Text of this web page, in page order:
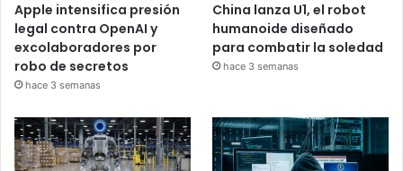
Apple intensifica presión
legal contra OpenAI y
excolaboradores por
robo de secretos
hace 3 semanas
China lanza U1, el robot
humanoide diseñado
para combatir la soledad
hace 3 semanas